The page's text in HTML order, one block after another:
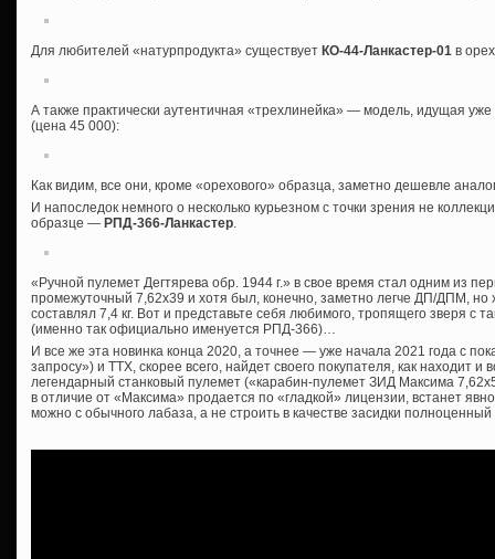
Для любителей «натурпродукта» существует КО-44-Ланкастер-01 в
А также практически аутентичная «трехлинейка» — модель, идущая
(цена 45 000):
Как видим, все они, кроме «орехового» образца, заметно дешевле
И напоследок немного о несколько курьезном с точки зрения не
образце — РПД-366-Ланкастер.
«Ручной пулемет Дегтярева обр. 1944 г.» в свое время стал одним из
промежуточный 7,62х39 и хотя был, конечно, заметно легче ДП/ДПМ, но
составлял 7,4 кг. Вот и представьте себя любимого, тропящего зверя с
(именно так официально именуется РПД-366)…
И все же эта новинка конца 2020, а точнее — уже начала 2021 года с
запросу») и ТТХ, скорее всего, найдет своего покупателя, как находит
легендарный станковый пулемет («карабин-пулемет ЗИД Максима
в отличие от «Максима» продается по «гладкой» лицензии, встанет
можно с обычного лабаза, а не строить в качестве засидки